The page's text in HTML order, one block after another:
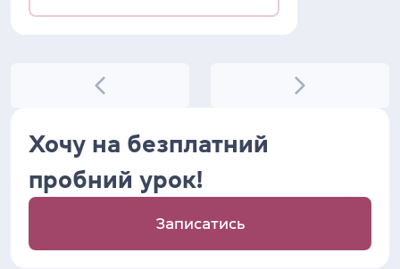
Хочу на безплатний
пробний урок!
Записатись